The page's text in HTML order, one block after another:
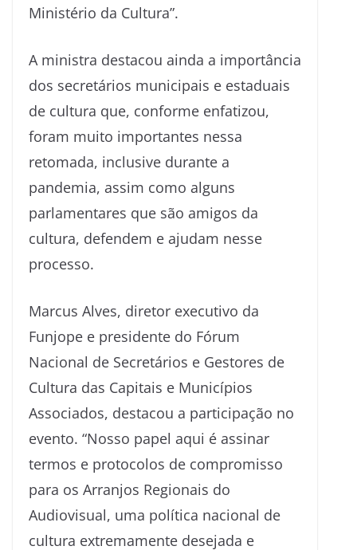
Ministério da Cultura”.
A ministra destacou ainda a importância
dos secretários municipais e estaduais
de cultura que, conforme enfatizou,
foram muito importantes nessa
retomada, inclusive durante a
pandemia, assim como alguns
parlamentares que são amigos da
cultura, defendem e ajudam nesse
processo.
Marcus Alves, diretor executivo da
Funjope e presidente do Fórum
Nacional de Secretários e Gestores de
Cultura das Capitais e Municípios
Associados, destacou a participação no
evento. “Nosso papel aqui é assinar
termos e protocolos de compromisso
para os Arranjos Regionais do
Audiovisual, uma política nacional de
cultura extremamente desejada e